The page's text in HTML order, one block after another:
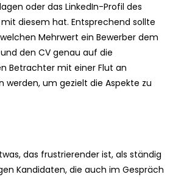
oder das LinkedIn-Profil des
diesem hat. Entsprechend sollte
Mehrwert ein Bewerber dem
den CV genau auf die
Betrachter mit einer Flut an
um gezielt die Aspekte zu
das frustrierender ist, als ständig
Kandidaten, die auch im Gespräch